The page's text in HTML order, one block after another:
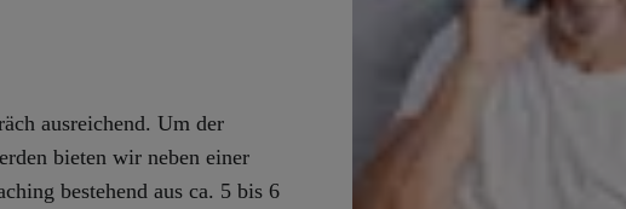
ausreichend. Um der
bieten wir neben einer
bestehend aus ca. 5 bis 6